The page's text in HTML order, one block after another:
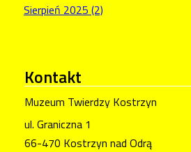
Sierpień 2025 (2)
Kontakt
Muzeum Twierdzy Kostrzyn
ul. Graniczna 1
66-470 Kostrzyn nad Odrą